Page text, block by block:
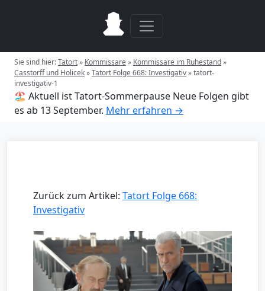
Sie sind hier:Tatort» Kommissare» Kommissare im Ruhestand»
Casstorff und Holicek»Tatort Folge 668: Investigativ»tatort-
investigativ-1
🏖️ Aktuell ist Tatort-Sommerpause Neue Folgen gibt
es ab 13 September. Mehr erfahren →
Zurück zum Artikel: Tatort Folge 668:
Investigativ